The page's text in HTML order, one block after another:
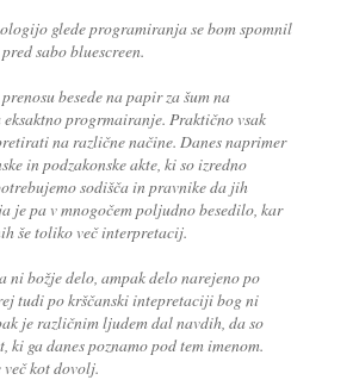
glede programiranja se bom spomnil
sabo bluescreen.
besede na papir za šum na
progrmairanje. Praktično vsak
na različne načine. Danes naprimer
in podzakonske akte, ki so izredno
sodišča in pravnike da jih
je pa v mnogočem poljudno besedilo, kar
še toliko več interpretacij.
ni božje delo, ampak delo narejeno po
tudi po krščanski intepretaciji bog ni
je različnim ljudem dal navdih, da so
ki ga danes poznamo pod tem imenom.
kot dovolj.